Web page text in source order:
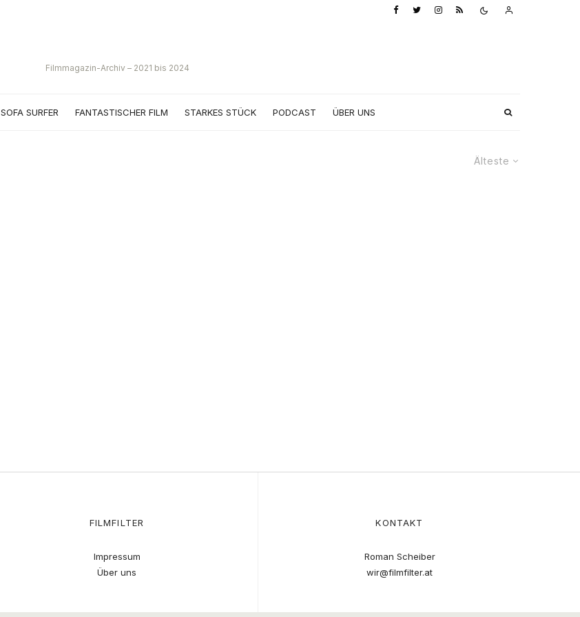
Filmmagazin-Archiv – 2021 bis 2024
SOFA SURFER FANTASTISCHER FILM STARKES STÜCK PODCAST ÜBER UNS
Älteste
FILMFILTER
Impressum
Über uns
KONTAKT
Roman Scheiber
wir@filmfilter.at